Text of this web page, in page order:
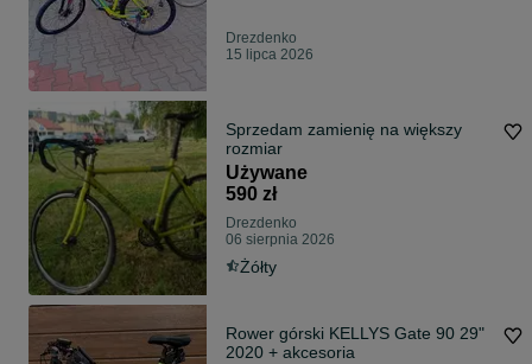
Drezdenko
15 lipca 2026
Sprzedam zamienię na większy
rozmiar
Używane
590 zł
Drezdenko
06 sierpnia 2026
Żółty
Rower górski KELLYS Gate 90 29"
2020 + akcesoria